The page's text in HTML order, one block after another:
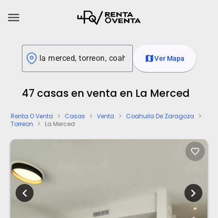
menu
mapVer Mapa
47 casas en venta en La Merced
Renta O Venta chevron_right Casas chevron_right Venta chevron_right Coahuila De Zaragoza chevron_right
Torreon chevron_right La Merced
favorite_border
chevron_left chevron_right